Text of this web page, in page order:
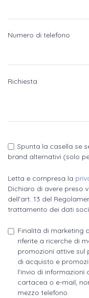
Numero di telefono
Richiesta
Spunta la casella se
brand alternativi (solo
Letta e compresa la
Dichiaro di avere preso
dell'art. 13 del
trattamento dei dati
Finalità di marketing
riferite a ricerche di
promozioni attive sul
di acquisto e
l'invio di informazioni
cartacea o e-mail,
mezzo telefono.